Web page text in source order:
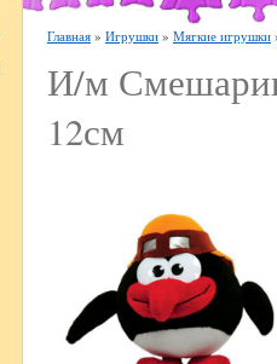
Главная » Игрушки » Мягкие игрушки
И/м
12см